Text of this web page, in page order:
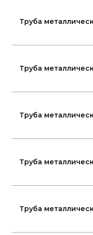
Труба
Труба
Труба
Труба
Труба